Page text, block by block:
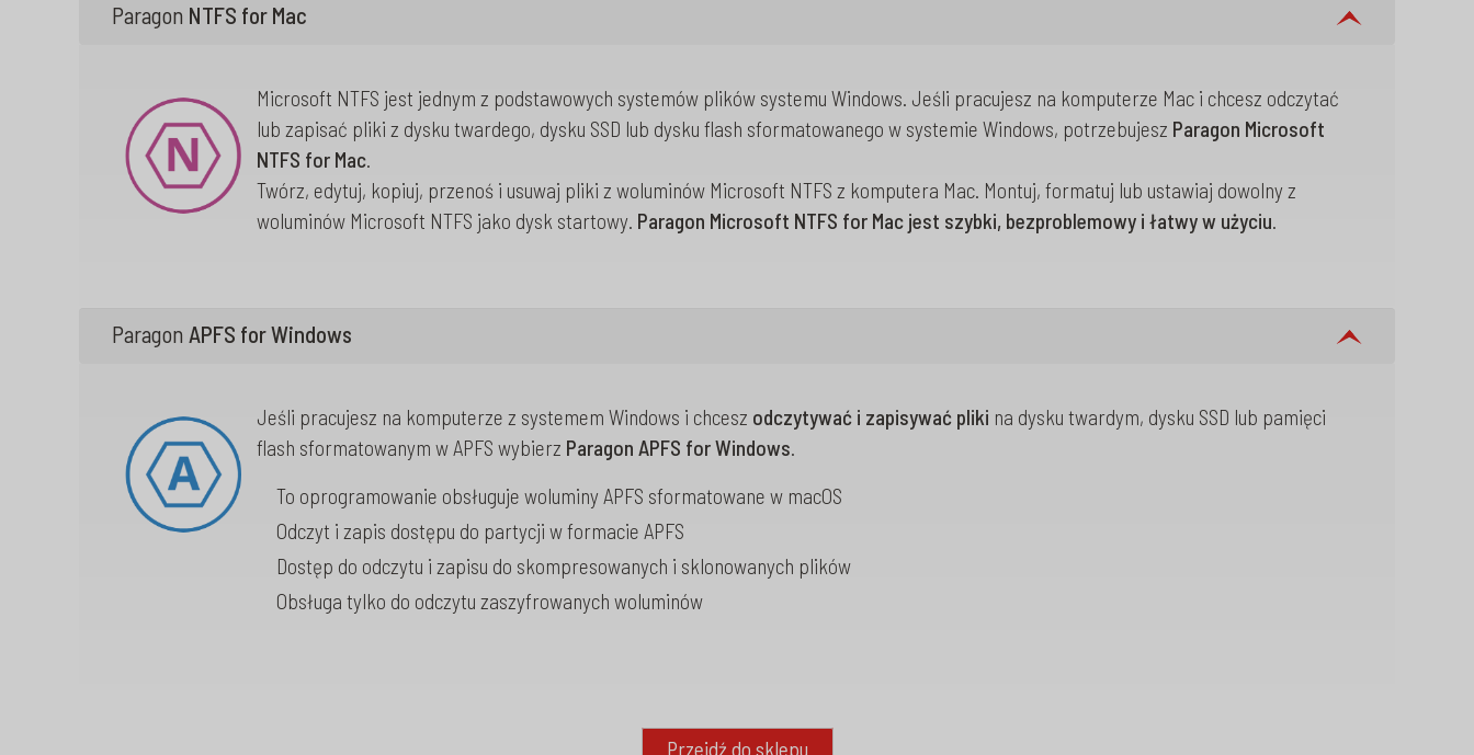
Paragon NTFS for Mac
Microsoft NTFS jest jednym z podstawowych systemów plików systemu Windows. Jeśli pracujesz na komputerze Mac i chcesz odczytać
lub zapisać pliki z dysku twardego, dysku SSD lub dysku flash sformatowanego w systemie Windows, potrzebujesz Paragon Microsoft
NTFS for Mac.
Twórz, edytuj, kopiuj, przenoś i usuwaj pliki z woluminów Microsoft NTFS z komputera Mac. Montuj, formatuj lub ustawiaj dowolny z
woluminów Microsoft NTFS jako dysk startowy. Paragon Microsoft NTFS for Mac jest szybki, bezproblemowy i łatwy w użyciu.
Paragon APFS for Windows
Jeśli pracujesz na komputerze z systemem Windows i chcesz odczytywać i zapisywać pliki na dysku twardym, dysku SSD lub pamięci
flash sformatowanym w APFS wybierz Paragon APFS for Windows.
To oprogramowanie obsługuje woluminy APFS sformatowane w macOS
Odczyt i zapis dostępu do partycji w formacie APFS
Dostęp do odczytu i zapisu do skompresowanych i sklonowanych plików
Obsługa tylko do odczytu zaszyfrowanych woluminów
Przejdź do sklepu